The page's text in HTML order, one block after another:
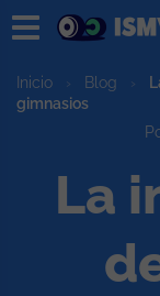
Inicio › Blog ›
gimnasios
La